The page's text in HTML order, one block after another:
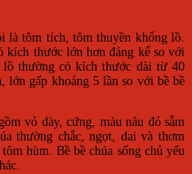
là tôm tích, tôm thuyền khổng lồ.
kích thước lớn hơn đáng kể so với
lồ thường có kích thước dài từ 40
lớn gấp khoảng 5 lần so với bề bề
vỏ dày, cứng, màu nâu đỏ sẫm
thường chắc, ngọt, dai và thơm
hùm. Bề bề chúa sống chủ yếu